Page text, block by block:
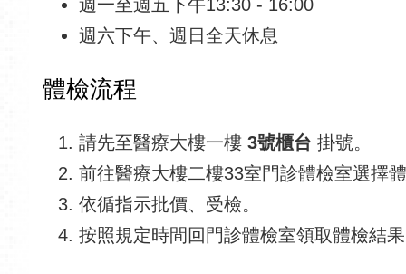
週一至週五下午13:30 - 16:00
週六下午、週日全天休息
體檢流程
請先至醫療大樓一樓 3號櫃台 掛號。
前往醫療大樓二樓33室門診體檢室選擇體
依循指示批價、受檢。
按照規定時間回門診體檢室領取體檢結果